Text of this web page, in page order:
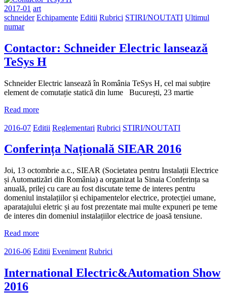
2017-01 art
schneider Echipamente Editii Rubrici STIRI/NOUTATI Ultimul
numar
Contactor: Schneider Electric lansează
TeSys H
Schneider Electric lansează în România TeSys H, cel mai subțire
element de comutație statică din lume București, 23 martie
Read more
2016-07 Editii Reglementari Rubrici STIRI/NOUTATI
Conferința Națională SIEAR 2016
Joi, 13 octombrie a.c., SIEAR (Societatea pentru Instalații Electrice
și Automatizări din România) a organizat la Sinaia Conferința sa
anuală, prilej cu care au fost discutate teme de interes pentru
domeniul instalațiilor și echipamentelor electrice, protecției umane,
aparatajului eletric și au fost prezentate mai multe expuneri pe teme
de interes din domeniul instalațiilor electrice de joasă tensiune.
Read more
2016-06 Editii Eveniment Rubrici
International Electric&Automation Show
2016